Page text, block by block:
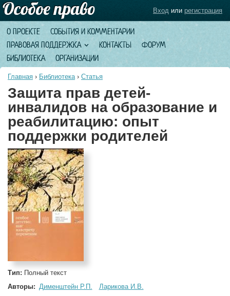
О ПРОЕКТЕ
СОБЫТИЯ И КОММЕНТАРИИ
ПРАВОВАЯ ПОДДЕРЖКА
КОНТАКТЫ
ФОРУМ
БИБЛИОТЕКА
ОРГАНИЗАЦИИ
Вход или регистрация
Главная › Библиотека› Статья
Защита прав детей-
инвалидов на образование и
реабилитацию: опыт
поддержки родителей
Тип: Полный текст
Авторы: Дименштейн Р.П.
Ларикова И.В.